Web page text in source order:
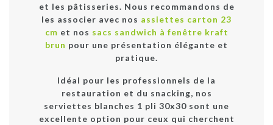
et les pâtisseries. Nous recommandons de
les associer avec nos assiettes carton 23
cm et nos sacs sandwich à fenêtre kraft
brun pour une présentation élégante et
pratique.
Idéal pour les professionnels de la
restauration et du snacking, nos
serviettes blanches 1 pli 30x30 sont une
excellente option pour ceux qui cherchent